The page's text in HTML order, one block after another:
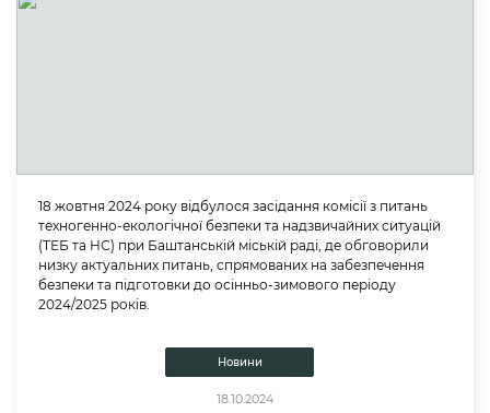
18 жовтня 2024 року відбулося засідання комісії з питань
техногенно-екологічної безпеки та надзвичайних ситуацій
(ТЕБ та НС) при Баштанській міській раді, де обговорили
низку актуальних питань, спрямованих на забезпечення
безпеки та підготовки до осінньо-зимового періоду
2024/2025 років.
Новини
18.10.2024